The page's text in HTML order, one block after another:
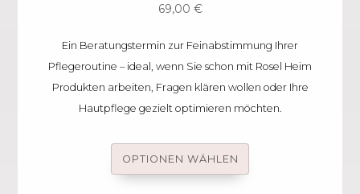
69,00 €
Ein Beratungstermin zur Feinabstimmung Ihrer
Pflegeroutine – ideal, wenn Sie schon mit Rosel Heim
Produkten arbeiten, Fragen klären wollen oder Ihre
Hautpflege gezielt optimieren möchten.
OPTIONEN WÄHLEN